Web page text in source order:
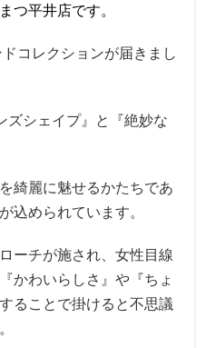
つ平井店です。
コレクションが届きまし
ズシェイプ』と『絶妙な
綺麗に魅せるかたちであ
込められています。
ーチが施され、女性目線
かわいらしさ』や『ちょ
ることで掛けると不思議